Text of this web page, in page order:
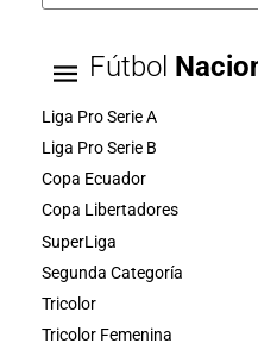
Fútbol
Liga Pro Serie A
Liga Pro Serie B
Copa Ecuador
Copa Libertadores
SuperLiga
Segunda Categoría
Tricolor
Tricolor Femenina